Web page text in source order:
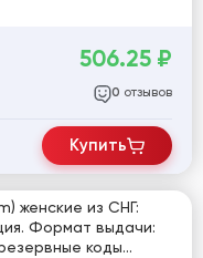
506.25 ₽
0 отзывов
Купить
женские из СНГ:
Формат выдачи:
коды